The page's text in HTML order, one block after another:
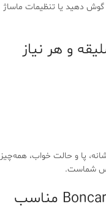
دهید یا تنظیمات ماساژ
و هر نیاز
پا و حالت خواب، همه‌چیز
شماست.
صندلی ماساژور بن کر Boncare K20 مناسب